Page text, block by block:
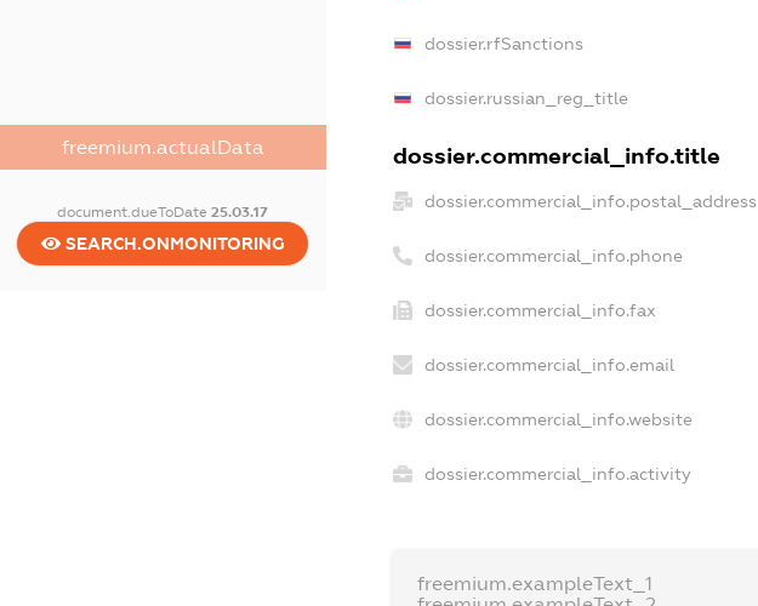
freemium.actualData
document.dueToDate25.03.17
SEARCH.ONMONITORING
dossier.rfSanctions
dossier.russian_reg_title
dossier.commercial_info.title
dossier.commercial_info.postal_address
dossier.commercial_info.phone
dossier.commercial_info.fax
dossier.commercial_info.email
dossier.commercial_info.website
dossier.commercial_info.activity
freemium.exampleText_1